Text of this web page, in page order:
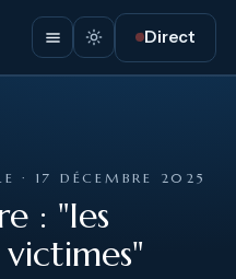
Direct
· 17 DÉCEMBRE 2025
: "les